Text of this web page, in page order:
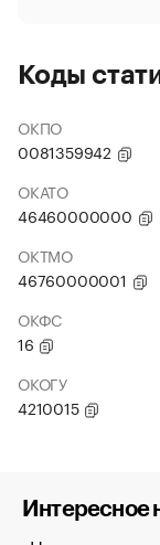
Коды
ОКПО
0081359942
ОКАТО
46460000000
ОКТМО
46760000001
ОКФС
16
ОКОГУ
4210015
Интересное